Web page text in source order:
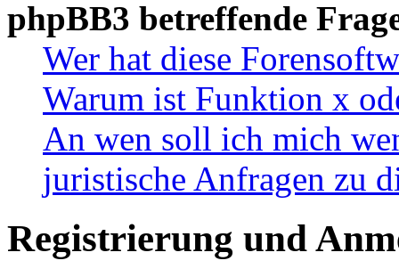
phpBB3 betreffende
Wer hat diese
Warum ist Funktion x
An wen soll ich mich
juristische Anfragen zu
Registrierung und